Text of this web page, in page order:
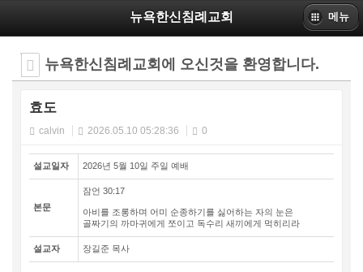
뉴욕한신침례교회 메뉴
뉴욕한신침례교회에 오신것을 환영합니다.
효도
calvin 2026.05.10 05:28:36 0
설교일자 2026년 5월 10일 주일 예배
본문
잠언 30:17
아비를 조롱하며 어미 순종하기를 싫어하는 자의 눈은
골짜기의 까마귀에게 쪼이고 독수리 새끼에게 먹히리라
설교자 장길준 목사